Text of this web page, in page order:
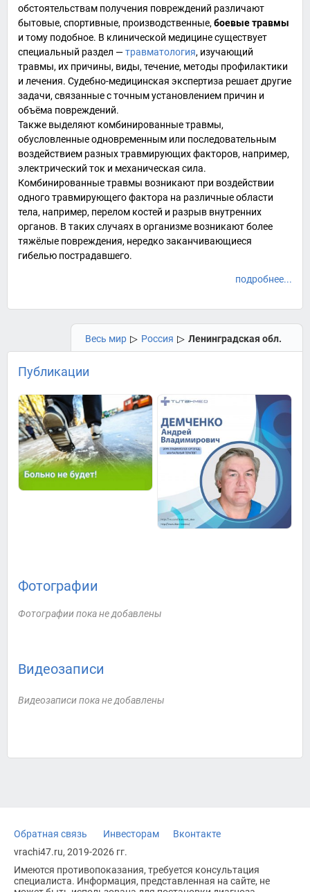
обстоятельствам получения повреждений различают
бытовые, спортивные, производственные, боевые травмы
и тому подобное. В клинической медицине существует
специальный раздел —травматология, изучающий
травмы, их причины, виды, течение, методы профилактики
и лечения. Судебно-медицинская экспертиза решает другие
задачи, связанные с точным установлением причин и
объёма повреждений.
Также выделяют комбинированные травмы,
обусловленные одновременным или последовательным
воздействием разных травмирующих факторов, например,
электрический ток и механическая сила.
Комбинированные травмы возникают при воздействии
одного травмирующего фактора на различные области
тела, например, перелом костей и разрыв внутренних
органов. В таких случаях в организме возникают более
тяжёлые повреждения, нередко заканчивающиеся
гибелью пострадавшего.
подробнее...
Весь мир ▷ Россия ▷ Ленинградская обл.
Публикации
Фотографии
Фотографии пока не добавлены
Видеозаписи
Видеозаписи пока не добавлены
Обратная связь Инвесторам
Вконтакте
vrachi47.ru, 2019-2026 гг.
Имеются противопоказания, требуется консультация
специалиста. Информация, представленная на сайте, не